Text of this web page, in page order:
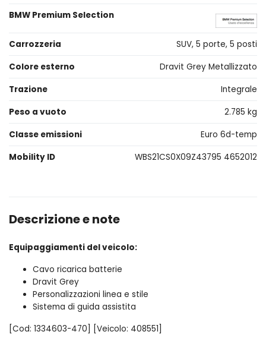
BMW Premium Selection
Carrozzeria
SUV, 5 porte, 5 posti
Colore esterno
Dravit Grey Metallizzato
Trazione
Integrale
Peso a vuoto
2.785 kg
Classe emissioni
Euro 6d-temp
Mobility ID
WBS21CS0X09Z43795 4652012
Descrizione e note
Equipaggiamenti del veicolo:
Cavo ricarica batterie
Dravit Grey
Personalizzazioni linea e stile
Sistema di guida assistita
[Cod: 1334603-470] [Veicolo: 408551]